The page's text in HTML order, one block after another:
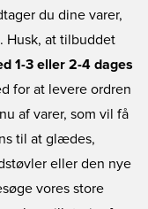
du dine varer,
Husk, at tilbuddet
1-3 eller 2-4 dages
for at levere ordren
af varer, som vil få
til at glædes,
eller den nye
vores store